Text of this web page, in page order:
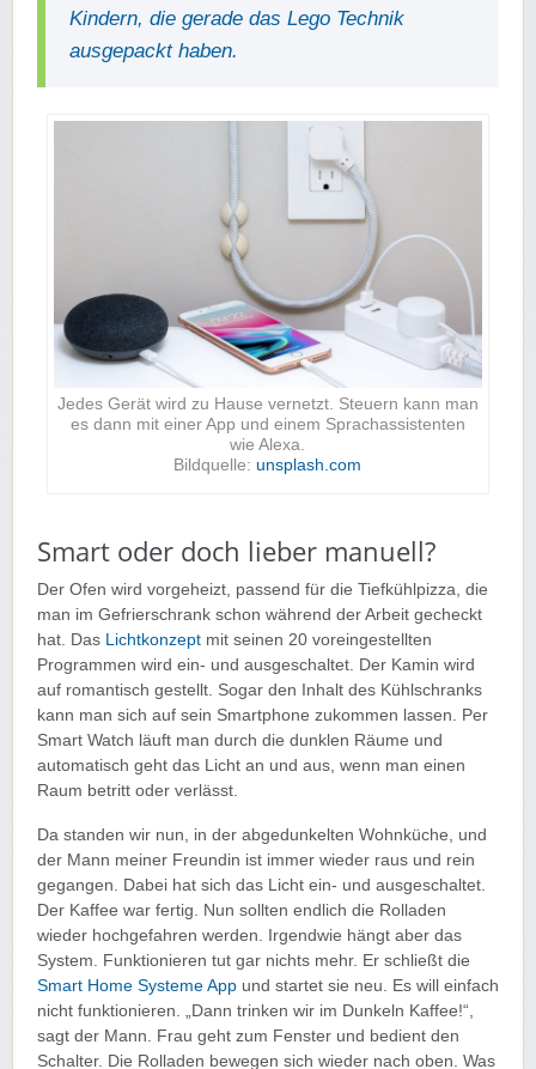
Kindern, die gerade das Lego Technik
ausgepackt haben.
Jedes Gerät wird zu Hause vernetzt. Steuern kann man
es dann mit einer App und einem Sprachassistenten
wie Alexa.
Bildquelle:unsplash.com
Smart oder doch lieber manuell?
Der Ofen wird vorgeheizt, passend für die Tiefkühlpizza, die
man im Gefrierschrank schon während der Arbeit gecheckt
hat. Das Lichtkonzept mit seinen 20 voreingestellten
Programmen wird ein- und ausgeschaltet. Der Kamin wird
auf romantisch gestellt. Sogar den Inhalt des Kühlschranks
kann man sich auf sein Smartphone zukommen lassen. Per
Smart Watch läuft man durch die dunklen Räume und
automatisch geht das Licht an und aus, wenn man einen
Raum betritt oder verlässt.
Da standen wir nun, in der abgedunkelten Wohnküche, und
der Mann meiner Freundin ist immer wieder raus und rein
gegangen. Dabei hat sich das Licht ein- und ausgeschaltet.
Der Kaffee war fertig. Nun sollten endlich die Rolladen
wieder hochgefahren werden. Irgendwie hängt aber das
System. Funktionieren tut gar nichts mehr. Er schließt die
Smart Home Systeme App und startet sie neu. Es will einfach
nicht funktionieren. „Dann trinken wir im Dunkeln Kaffee!“,
sagt der Mann. Frau geht zum Fenster und bedient den
Schalter. Die Rolladen bewegen sich wieder nach oben. Was